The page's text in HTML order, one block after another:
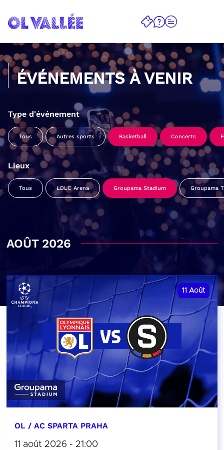
ÉVÉNEMENTS À VENIR
Type d'événement
Tous Autres sports Basketball Concerts
Lieux
Tous LDLC Arena Groupama Stadium Groupama
AOÛT 2026
11 Août
OL / AC SPARTA PRAHA
11 août 2026 - 21:00